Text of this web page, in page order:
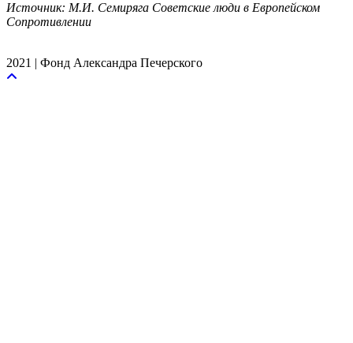
Источник: М.И. Семиряга Советские люди в Европейском
Сопротивлении
2021 | Фонд Александра Печерского